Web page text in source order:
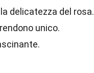
delicatezza del rosa.
unico.